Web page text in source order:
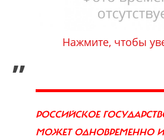
Нажмите, чтобы
„
РОССИЙСКОЕ
МОЖЕТ ОДНОВРЕМЕННО